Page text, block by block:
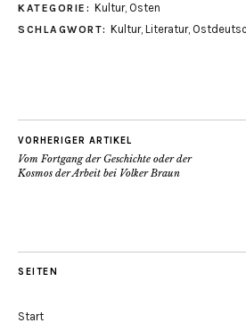
KATEGORIE: Kultur, Osten
SCHLAGWORT: Kultur, Literatur,
VORHERIGER ARTIKEL
Vom Fortgang der Geschichte oder der
Kosmos der Arbeit bei Volker Braun
SEITEN
Start